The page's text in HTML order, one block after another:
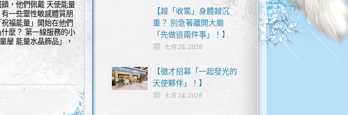
，他們佩戴 天使能量
一些靈性敏感體質朋
福能量」開始在他們
麼？ 第一線服務的小
屋 能量水晶飾品」，
【越「收驚」身體越沉
重？ 別急著離開大廟
「先做這兩件事」！】
七月 28, 2026
【徵才招募「一起發光的
天使夥伴」！】
七月 24, 2026